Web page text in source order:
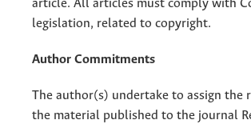
article. All articles must comply with
legislation, related to copyright.
Author Commitments
The author(s) undertake to assign
the material published to the journal